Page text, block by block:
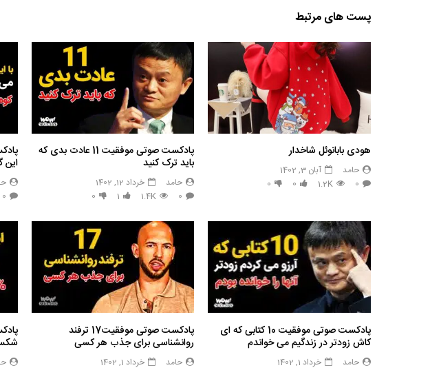
پست های مرتبط
هودی بابانوئل شاخدار
حامد
آبان 3, 1402
0
1.2K
0
0
پادکست صوتی موفقیت 11 عادت بدی که
باید ترک کنید
حامد
خرداد 12, 1402
0
1.4K
1
0
0
پادکست صوتی موفقیت 10 کتابی که ای
کاش زودتر در زندگیم می خواندم
حامد
خرداد 1, 1402
پادکست صوتی موفقیت17 ترفند
روانشناسی برای جذب هر کسی
حامد
خرداد 1, 1402
شکست